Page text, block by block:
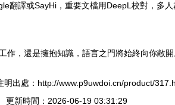
翻譯或SayHi，重要文檔用DeepL校對，多
，還是擁抱知識，語言之門將始終向你敞開
明出處：http://www.p9uwdoi.cn/product/
更新時間：2026-06-19 03:31:29